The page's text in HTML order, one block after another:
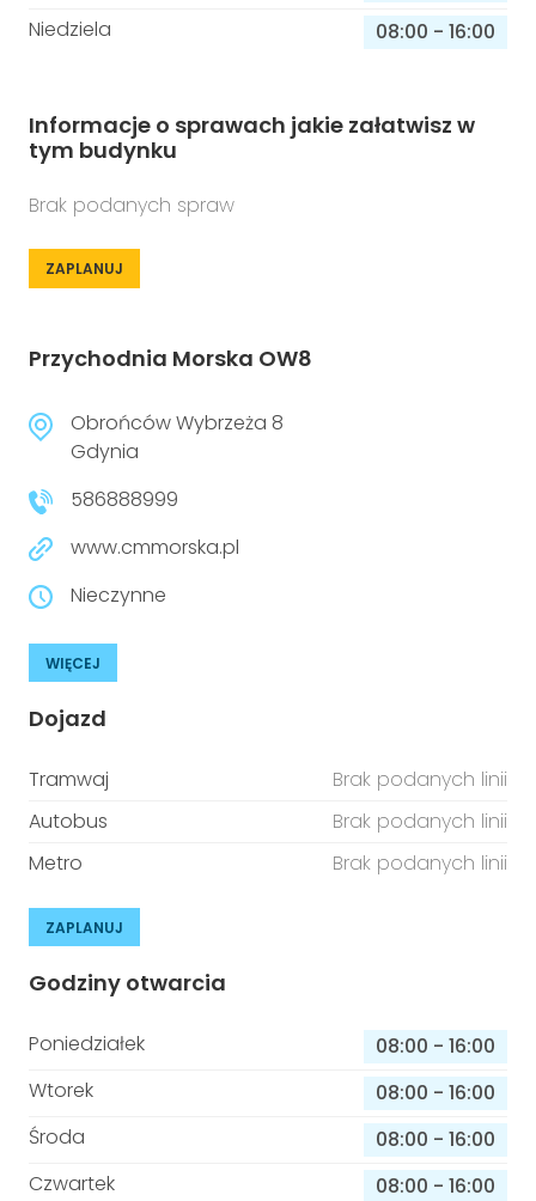
Niedziela
08:00 - 16:00
Informacje o sprawach jakie załatwisz w
tym budynku
Brak podanych spraw
ZAPLANUJ
Przychodnia Morska OW8
Obrońców Wybrzeża 8
Gdynia
586888999
www.cmmorska.pl
Nieczynne
WIĘCEJ
Dojazd
Tramwaj
Brak podanych linii
Autobus
Brak podanych linii
Metro
Brak podanych linii
ZAPLANUJ
Godziny otwarcia
Poniedziałek 08:00 - 16:00
Wtorek
08:00 - 16:00
Środa
08:00 - 16:00
Czwartek
08:00 - 16:00